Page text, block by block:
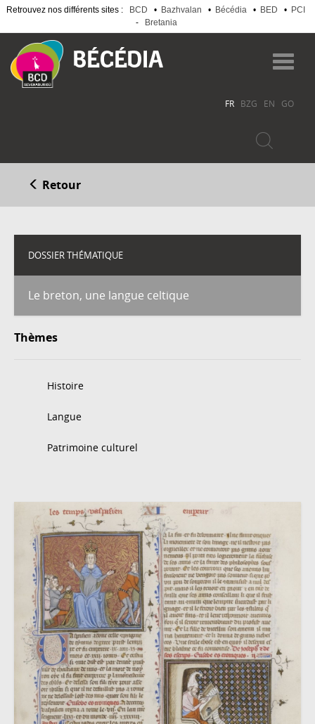
Retrouvez nos différents sites : BCD • Bazhvalan • Bécédia • BED •
PCI
-
Bretania
au
contenu
principal
FR BZG EN GO
Retour
DOSSIER THÉMATIQUE
Le breton, une langue celtique
Thèmes
Histoire
Langue
Patrimoine culturel